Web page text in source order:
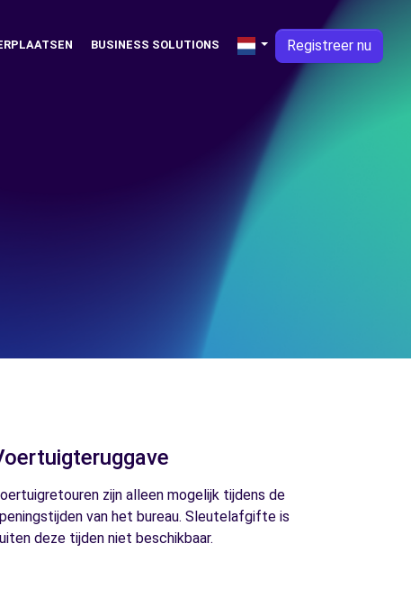
BUSINESS SOLUTIONS Registreer nu
zijn alleen mogelijk tijdens de
van het bureau. Sleutelafgifte is
deze tijden niet beschikbaar.